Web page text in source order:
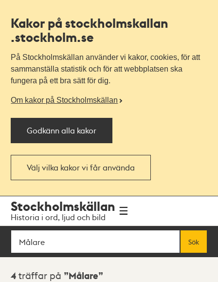
Kakor på stockholmskallan
.stockholm.se
På Stockholmskällan använder vi kakor, cookies, för att
sammanställa statistik och för att webbplatsen ska
fungera på ett bra sätt för dig.
Om kakor på Stockholmskällan
Godkänn alla kakor
Välj vilka kakor vi får använda
navigationen
huvudinnehållet
Stockholmskällan
Historia i ord, ljud och bild
Sök
Sök
Sökresultat
4 träffar på Målare